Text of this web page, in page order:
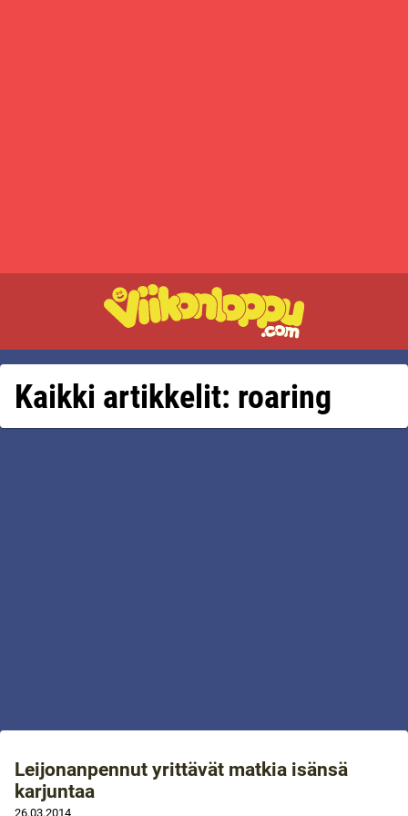
Kaikki artikkelit: roaring
Leijonanpennut yrittävät matkia isänsä
karjuntaa
26.03.2014